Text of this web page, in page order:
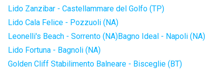
Lido Zanzibar - Castellammare del Golfo (TP)
Lido Cala Felice - Pozzuoli (NA)
Leonelli's Beach - Sorrento (NA)Bagno Ideal - Napoli (NA)
Lido Fortuna - Bagnoli (NA)
Golden Cliff Stabilimento Balneare - Bisceglie (BT)